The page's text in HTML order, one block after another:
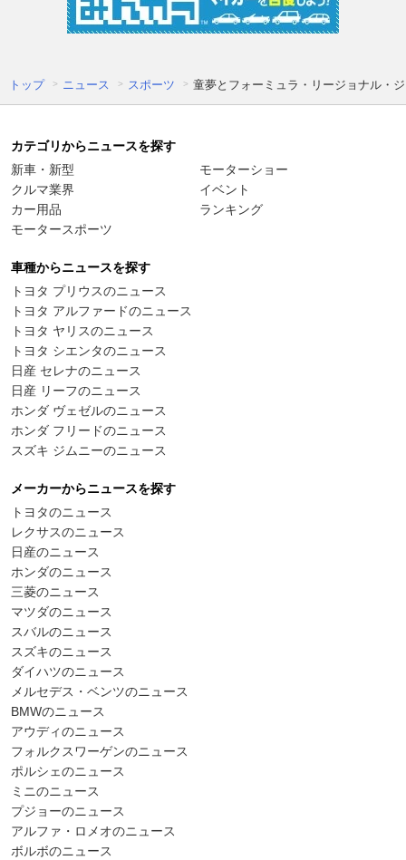
トップ ニュース スポーツ 童夢とフォーミュラ・リージョナル・
カテゴリからニュースを探す
新車・新型
クルマ業界
カー用品
モータースポーツ
モーターショー
イベント
ランキング
車種からニュースを探す
トヨタ プリウスのニュース
トヨタ アルファードのニュース
トヨタ ヤリスのニュース
トヨタ シエンタのニュース
日産 セレナのニュース
日産 リーフのニュース
ホンダ ヴェゼルのニュース
ホンダ フリードのニュース
スズキ ジムニーのニュース
メーカーからニュースを探す
トヨタのニュース
レクサスのニュース
日産のニュース
ホンダのニュース
三菱のニュース
マツダのニュース
スバルのニュース
スズキのニュース
ダイハツのニュース
メルセデス・ベンツのニュース
BMWのニュース
アウディのニュース
フォルクスワーゲンのニュース
ポルシェのニュース
ミニのニュース
プジョーのニュース
アルファ・ロメオのニュース
ボルボのニュース